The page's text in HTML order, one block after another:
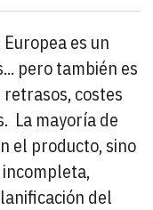
es un
pero también es
costes
La mayoría de
el producto, sino
del